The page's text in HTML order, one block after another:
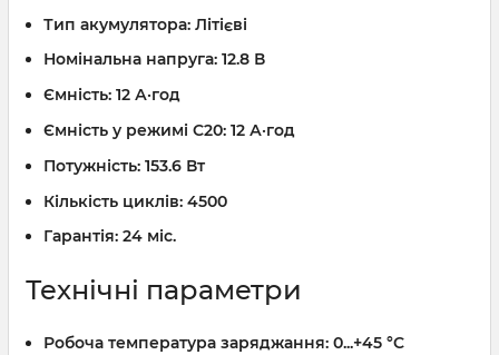
Тип акумулятора: Літієві
Номінальна напруга: 12.8 В
Ємність: 12 А·год
Ємність у режимі C20: 12 А·год
Потужність: 153.6 Вт
Кількість циклів: 4500
Гарантія: 24 міс.
Технічні параметри
Робоча температура заряджання: 0...+45 °C